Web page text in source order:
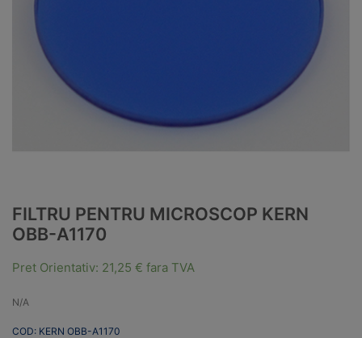
FILTRU PENTRU MICROSCOP KERN
OBB-A1170
Pret Orientativ: 21,25 € fara TVA
N/A
COD: KERN OBB-A1170